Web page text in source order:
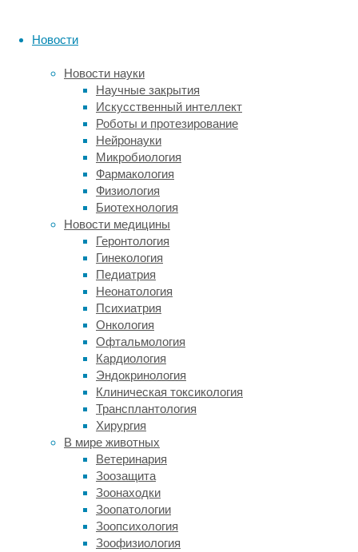
Новости
Новости науки
Научные закрытия
Искусственный интеллект
Роботы и протезирование
Нейронауки
Микробиология
Фармакология
Физиология
Биотехнология
Новости медицины
Геронтология
Гинекология
Педиатрия
Неонатология
Психиатрия
Онкология
Офтальмология
Кардиология
Эндокринология
Клиническая токсикология
Трансплантология
Хирургия
В мире животных
Ветеринария
Зоозащита
Зоонаходки
Зоопатологии
Зоопсихология
Зоофизиология
генетическим
они
них
должны
быть.
Читать
дальше
"Влияние
интеллект
меняется
взрослением"
Медицина
Связь
фторирования
воды
со
снижением
интеллекта
опровергли
крупном
исследовании
17/04/2026,
17:49
17/04/2026
IQ
дети,
здоровье,
интеллект,
медицина